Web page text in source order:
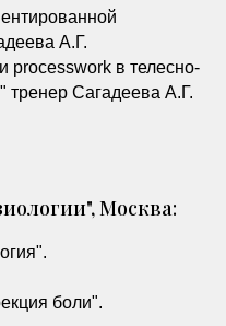
А.Г.
processwork в телесно-
тренер Сагадеева А.Г.
Москва:
боли".